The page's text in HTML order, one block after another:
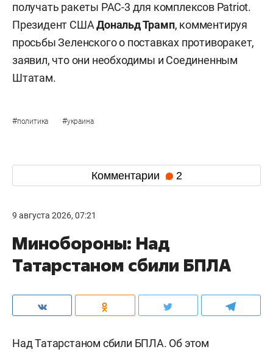
получать ракеты PAC-3 для комплексов Patriot.
Президент СШАДональд Трамп, комментируя
просьбы Зеленского о поставках противоракет,
заявил, что они необходимы и Соединенным
Штатам.
#политика #украина
Комментарии 2
9 августа 2026, 07:21
Минобороны: Над
Татарстаном сбили БПЛА
Над Татарстаном сбили БПЛА. Об этом